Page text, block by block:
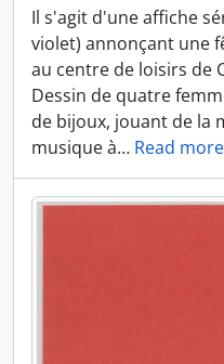
Il s'agit d'une affiche
violet) annonçant une
au centre de loisirs de
Dessin de quatre
de bijoux, jouant de la
musique à… Read more